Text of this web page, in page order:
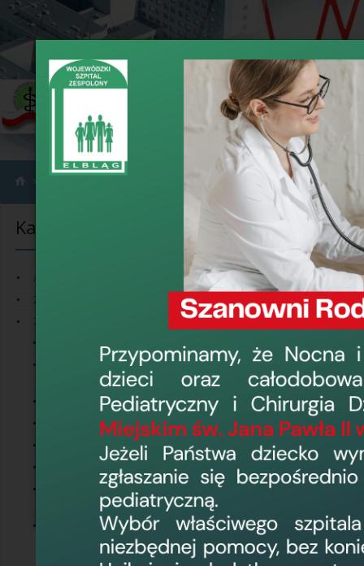
›
Kategorie informacji
Aktualności
20-lecie Szpitala
Zamówienia publiczne
Ogłoszenia o dialogu
technicznym
Zakupy do 30 000 EUR
Usługi społeczne
Zakupy do 130 tyś. zł netto
Postępowania o wartości
mniejszej niż progi unijne
Postępowania o wartości
równej lub przekraczającej
progi unijne
Oferty
Praca dla
5 sierpnia 2026,
Dyrekcja
Klinicznym II
Oddziale
kwalifikacje określa
Praca dla
24 lipca 2026, 8:22
Dyrekcja
Ochrony
prosimy kierować w
Ponowne
Oddziałowych